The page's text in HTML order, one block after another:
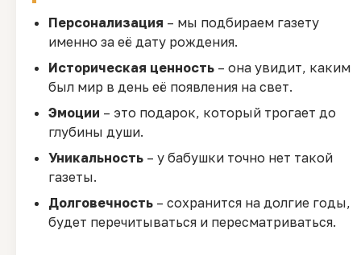
Персонализация – мы подбираем газету
именно за её дату рождения.
Историческая ценность – она увидит, каким
был мир в день её появления на свет.
Эмоции – это подарок, который трогает до
глубины души.
Уникальность – у бабушки точно нет такой
газеты.
Долговечность – сохранится на долгие годы,
будет перечитываться и пересматриваться.